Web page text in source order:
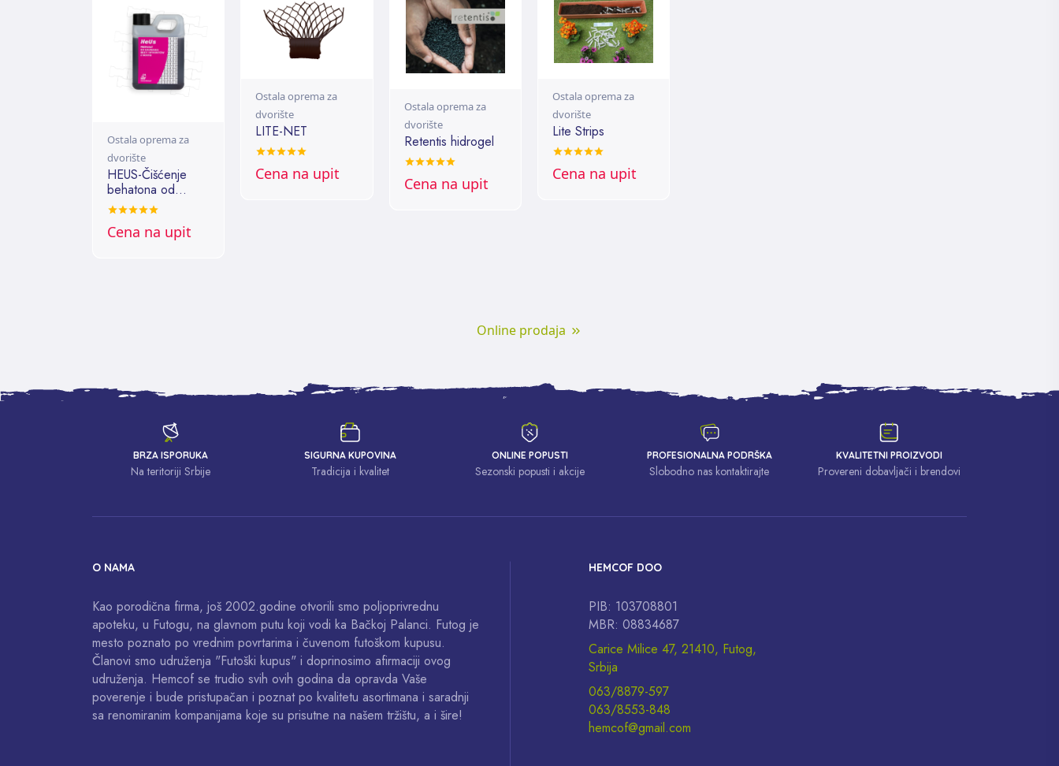
Ostala oprema za
dvorište
HEUS-Čišćenje
behatona od
gvožđa
Cena na upit
Ostala oprema za
dvorište
LITE-NET
Cena na upit
Ostala oprema za
dvorište
Retentis hidrogel
Cena na upit
Ostala oprema za
dvorište
Lite Strips
Cena na upit
Online prodaja
BRZA ISPORUKA
Na teritoriji Srbije
SIGURNA KUPOVINA
Tradicija i kvalitet
ONLINE POPUSTI
Sezonski popusti i akcije
PROFESIONALNA PODRŠKA
Slobodno nas kontaktirajte
KVALITETNI PROIZVODI
Provereni dobavljači i brendovi
O NAMA
Kao porodična firma, još 2002.godine otvorili smo poljoprivrednu
apoteku, u Futogu, na glavnom putu koji vodi ka Bačkoj Palanci. Futog je
mesto poznato po vrednim povrtarima i čuvenom futoškom kupusu.
Članovi smo udruženja "Futoški kupus" i doprinosimo afirmaciji ovog
udruženja. Hemcof se trudio svih ovih godina da opravda Vaše
poverenje i bude pristupačan i poznat po kvalitetu asortimana i saradnji
sa renomiranim kompanijama koje su prisutne na našem tržištu, a i šire!
HEMCOF DOO
PIB: 103708801
MBR: 08834687
Carice Milice 47, 21410, Futog,
Srbija
063/8879-597
063/8553-848
hemcof@gmail.com